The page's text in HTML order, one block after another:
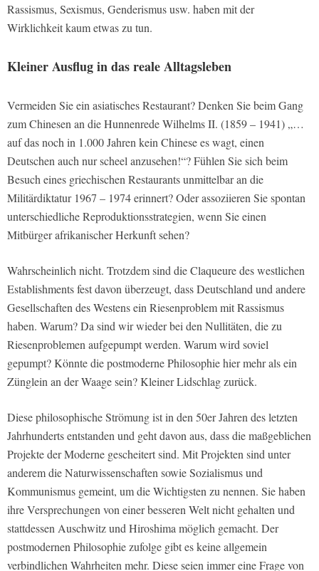
Rassismus, Sexismus, Genderismus usw. haben mit der
Wirklichkeit kaum etwas zu tun.
Kleiner Ausflug in das reale Alltagsleben
Vermeiden Sie ein asiatisches Restaurant? Denken Sie beim Gang
zum Chinesen an die Hunnenrede Wilhelms II. (1859 – 1941) „…
auf das noch in 1.000 Jahren kein Chinese es wagt, einen
Deutschen auch nur scheel anzusehen!“? Fühlen Sie sich beim
Besuch eines griechischen Restaurants unmittelbar an die
Militärdiktatur 1967 – 1974 erinnert? Oder assoziieren Sie spontan
unterschiedliche Reproduktionsstrategien, wenn Sie einen
Mitbürger afrikanischer Herkunft sehen?
Wahrscheinlich nicht. Trotzdem sind die Claqueure des westlichen
Establishments fest davon überzeugt, dass Deutschland und andere
Gesellschaften des Westens ein Riesenproblem mit Rassismus
haben. Warum? Da sind wir wieder bei den Nullitäten, die zu
Riesenproblemen aufgepumpt werden. Warum wird soviel
gepumpt? Könnte die postmoderne Philosophie hier mehr als ein
Zünglein an der Waage sein? Kleiner Lidschlag zurück.
Diese philosophische Strömung ist in den 50er Jahren des letzten
Jahrhunderts entstanden und geht davon aus, dass die maßgeblichen
Projekte der Moderne gescheitert sind. Mit Projekten sind unter
anderem die Naturwissenschaften sowie Sozialismus und
Kommunismus gemeint, um die Wichtigsten zu nennen. Sie haben
ihre Versprechungen von einer besseren Welt nicht gehalten und
stattdessen Auschwitz und Hiroshima möglich gemacht. Der
postmodernen Philosophie zufolge gibt es keine allgemein
verbindlichen Wahrheiten mehr. Diese seien immer eine Frage von